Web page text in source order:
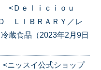
<Ｄｅｌｉｃｉｏｕ
ＬＩＢＲＡＲＹ／レ
蔵食品（2023年2月9日
ニッスイ公式ショップ